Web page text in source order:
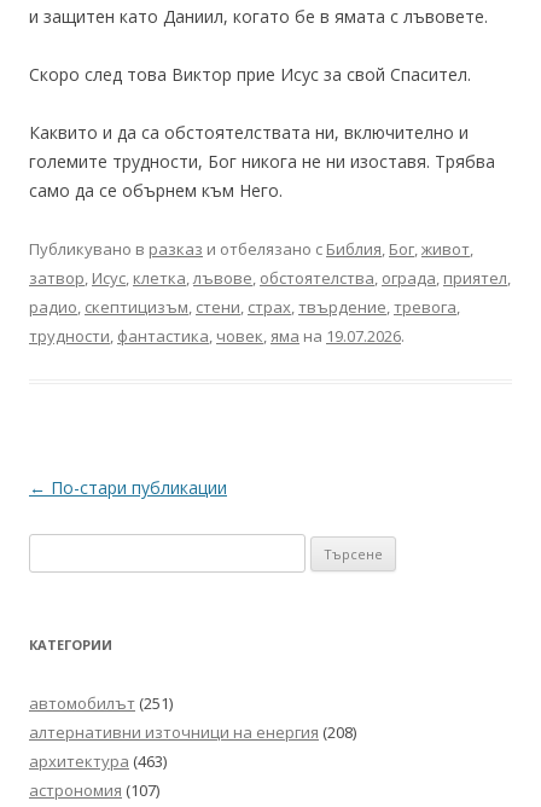
и защитен като Даниил, когато бе в ямата с лъвовете.
Скоро след това Виктор прие Исус за свой Спасител.
Каквито и да са обстоятелствата ни, включително и
големите трудности, Бог никога не ни изоставя. Трябва
само да се обърнем към Него.
Публикувано в разказ и отбелязано с Библия, Бог,живот,
затвор, Исус, клетка,лъвове, обстоятелства, ограда, приятел,
радио, скептицизъм, стени, страх,твърдение,тревога,
трудности, фантастика, човек,яма на 19.07.2026.
Навигация
← По-стари публикации
за:
КАТЕГОРИИ
автомобилът (251)
алтернативни източници на енергия (208)
архитектура (463)
астрономия (107)